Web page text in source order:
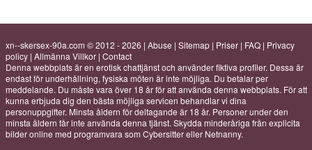
xn--skersex-90a.com © 2012 - 2026 | Abuse | Sitemap| Priser| FAQ| Privacy
policy| Allmänna Villkor| Contact
Denna webbplats är en erotisk chattjänst och använder fiktiva profiler. Dessa är
endast för underhållning, fysiska möten är inte möjliga. Du betalar per
meddelande. Du måste vara över 18 år för att använda denna webbplats. För att
kunna erbjuda dig den bästa möjliga servicen behandlar vi dina
personuppgifter. Minsta åldern för deltagande är 18 år. Personer under den
minsta åldern får inte använda denna tjänst. Skydda minderåriga från explicita
bilder online med programvara som Cybersitter eller Netnanny.